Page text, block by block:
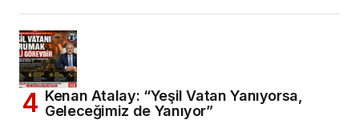
Kenan Atalay: “Yeşil Vatan Yanıyorsa,
Geleceğimiz de Yanıyor”